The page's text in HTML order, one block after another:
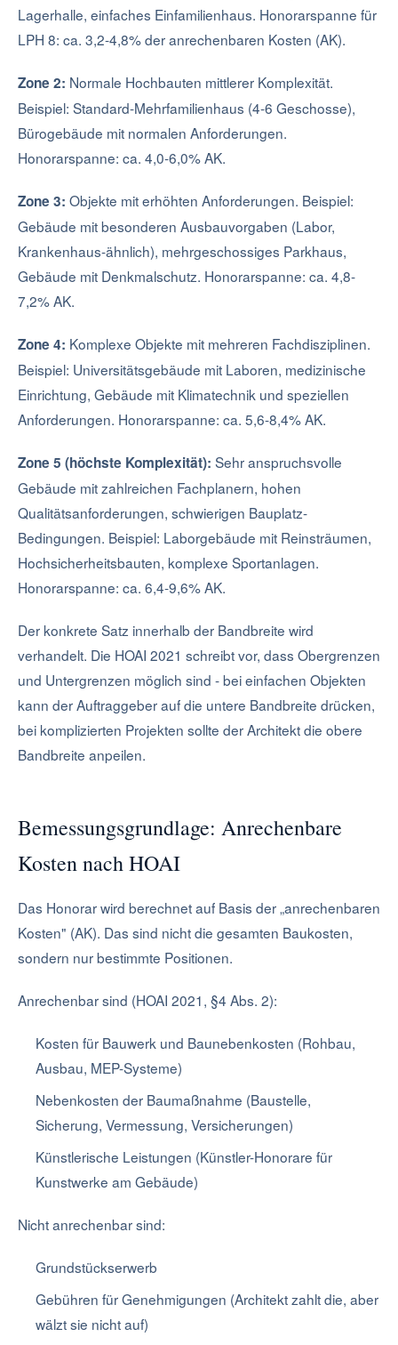
Lagerhalle, einfaches Einfamilienhaus. Honorarspanne für
LPH 8: ca. 3,2-4,8% der anrechenbaren Kosten (AK).
Zone 2: Normale Hochbauten mittlerer Komplexität.
Beispiel: Standard-Mehrfamilienhaus (4-6 Geschosse),
Bürogebäude mit normalen Anforderungen.
Honorarspanne: ca. 4,0-6,0% AK.
Zone 3: Objekte mit erhöhten Anforderungen. Beispiel:
Gebäude mit besonderen Ausbauvorgaben (Labor,
Krankenhaus-ähnlich), mehrgeschossiges Parkhaus,
Gebäude mit Denkmalschutz. Honorarspanne: ca. 4,8-
7,2% AK.
Zone 4: Komplexe Objekte mit mehreren Fachdisziplinen.
Beispiel: Universitätsgebäude mit Laboren, medizinische
Einrichtung, Gebäude mit Klimatechnik und speziellen
Anforderungen. Honorarspanne: ca. 5,6-8,4% AK.
Zone 5 (höchste Komplexität): Sehr anspruchsvolle
Gebäude mit zahlreichen Fachplanern, hohen
Qualitätsanforderungen, schwierigen Bauplatz-
Bedingungen. Beispiel: Laborgebäude mit Reinsträumen,
Hochsicherheitsbauten, komplexe Sportanlagen.
Honorarspanne: ca. 6,4-9,6% AK.
Der konkrete Satz innerhalb der Bandbreite wird
verhandelt. Die HOAI 2021 schreibt vor, dass Obergrenzen
und Untergrenzen möglich sind - bei einfachen Objekten
kann der Auftraggeber auf die untere Bandbreite drücken,
bei komplizierten Projekten sollte der Architekt die obere
Bandbreite anpeilen.
Bemessungsgrundlage: Anrechenbare
Kosten nach HOAI
Das Honorar wird berechnet auf Basis der „anrechenbaren
Kosten" (AK). Das sind nicht die gesamten Baukosten,
sondern nur bestimmte Positionen.
Anrechenbar sind (HOAI 2021, §4 Abs. 2):
Kosten für Bauwerk und Baunebenkosten (Rohbau,
Ausbau, MEP-Systeme)
Nebenkosten der Baumaßnahme (Baustelle,
Sicherung, Vermessung, Versicherungen)
Künstlerische Leistungen (Künstler-Honorare für
Kunstwerke am Gebäude)
Nicht anrechenbar sind:
Grundstückserwerb
Gebühren für Genehmigungen (Architekt zahlt die, aber
wälzt sie nicht auf)